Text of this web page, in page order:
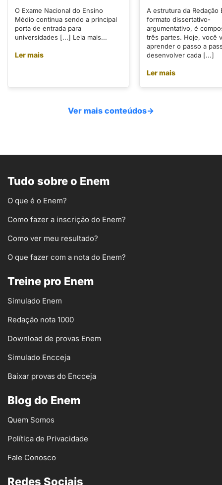
O Exame Nacional do Ensino
Médio continua sendo a principal
porta de entrada para
universidades [...] Leia mais...
Ler mais
A estrutura da Redação
formato dissertativo-
argumentativo, é
três partes. Hoje, você
aprender o passo a
desenvolver cada [...]
Ler mais
Ver mais conteúdos→
Tudo sobre o Enem
O que é o Enem?
Como fazer a inscrição do Enem?
Como ver meu resultado?
O que fazer com a nota do Enem?
Treine pro Enem
Simulado Enem
Redação nota 1000
Download de provas Enem
Simulado Encceja
Baixar provas do Encceja
Blog do Enem
Quem Somos
Política de Privacidade
Fale Conosco
Redes Sociais